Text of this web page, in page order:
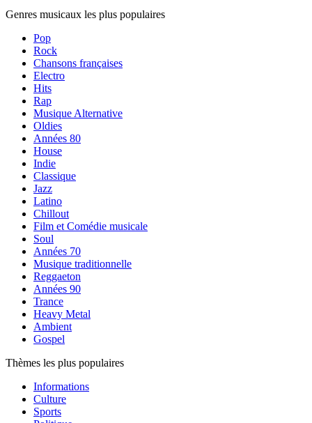
Genres musicaux les plus populaires
Pop
Rock
Chansons françaises
Electro
Hits
Rap
Musique Alternative
Oldies
Années 80
House
Indie
Classique
Jazz
Latino
Chillout
Film et Comédie musicale
Soul
Années 70
Musique traditionnelle
Reggaeton
Années 90
Trance
Heavy Metal
Ambient
Gospel
Thèmes les plus populaires
Informations
Culture
Sports